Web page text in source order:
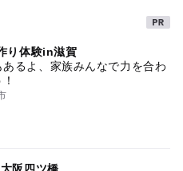
り体験in滋賀
あるよ、家族みんなで力を合わ
阪四ツ橋